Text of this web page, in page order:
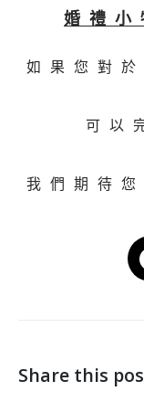
婚禮小
如果您對
可以
我們期待
Share this